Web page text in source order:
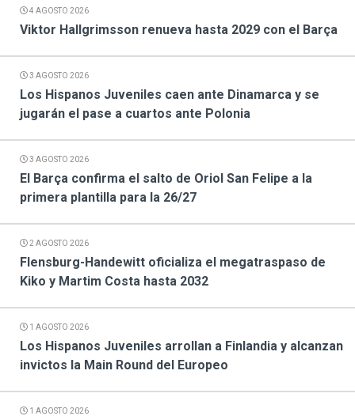
4 AGOSTO 2026
Viktor Hallgrimsson renueva hasta 2029 con el Barça
3 AGOSTO 2026
Los Hispanos Juveniles caen ante Dinamarca y se
jugarán el pase a cuartos ante Polonia
3 AGOSTO 2026
El Barça confirma el salto de Oriol San Felipe a la
primera plantilla para la 26/27
2 AGOSTO 2026
Flensburg-Handewitt oficializa el megatraspaso de
Kiko y Martim Costa hasta 2032
1 AGOSTO 2026
Los Hispanos Juveniles arrollan a Finlandia y alcanzan
invictos la Main Round del Europeo
1 AGOSTO 2026